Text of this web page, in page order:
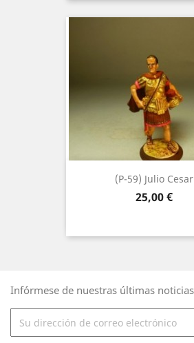
(P-59) Julio Cesar
Precio
25,00 €
Infórmese de nuestras últimas